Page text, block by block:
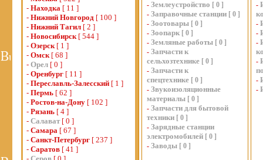
- Находка [ 11 ]
- Нижний Новгород [ 100 ]
- Нижний Тагил [ 2 ]
- Новосибирск[ 544 ]
- Озерск[ 1 ]
- Омск[ 68 ]
- Орел [ 0 ]
- Оренбург [ 11 ]
- Переславль-Залесский [ 1 ]
- Пермь [ 62 ]
- Ростов-на-Дону [ 102 ]
- Рязань [ 4 ]
- Салават [ 0 ]
- Самара [ 67 ]
- Санкт-Петербург [ 237 ]
- Саратов [ 41 ]
- Землеустройство [ 0 ]
- Заправочные станции [ 0 ]
- Зоотовары [ 0 ]
- Зоопарк [ 0 ]
- Земляные работы [ 0 ]
- Запчасти к
сельхозтехнике [ 0 ]
- Запчасти к
спецтехнике [ 0 ]
- Звукоизоляционные
материалы [ 0 ]
- Запчасти для бытовой
техники [ 0 ]
- Зарядные станции
электромобилей [ 0 ]
- Заводы [ 0 ]
-
-
-
-
-
-
-